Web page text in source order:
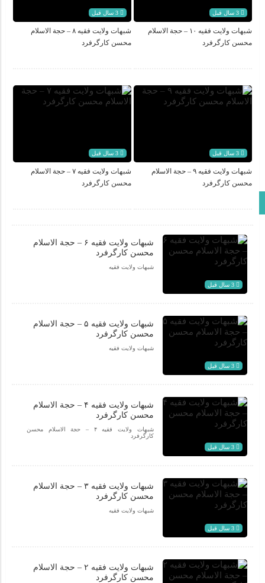
اعتکاف دانش آموزی ۱۴۰۳ به روایت تصویر
جلسه توجیهی خانواده دانش آموزان ثبت نام شده در اعتکاف
۱۴۰۳
3 سال قبل
شبهات ولایت فقیه ۱۰ – حجة الاسلام
محسن کارگرفرد
شبهات ولایت فقیه ۸ – حجة الاسلام
محسن کارگرفرد
3 سال قبل
شبهات ولایت فقیه ۹ – حجة الاسلام
محسن کارگرفرد
شبهات ولایت فقیه ۷ – حجة الاسلام
محسن کارگرفرد
شبهات ولایت فقیه ۶ – حجة الاسلام
محسن کارگرفرد
شبهات ولایت فقیه
شبهات ولایت فقیه ۵ – حجة الاسلام
محسن کارگرفرد
شبهات ولایت فقیه
شبهات ولایت فقیه ۴ – حجة الاسلام
محسن کارگرفرد
شبهات ولایت فقیه ۴ – حجة الاسلام محسن
کارگرفرد
شبهات ولایت فقیه ۳ – حجة الاسلام
محسن کارگرفرد
شبهات ولایت فقیه
شبهات ولایت فقیه ۲ – حجة الاسلام
محسن کارگرفرد